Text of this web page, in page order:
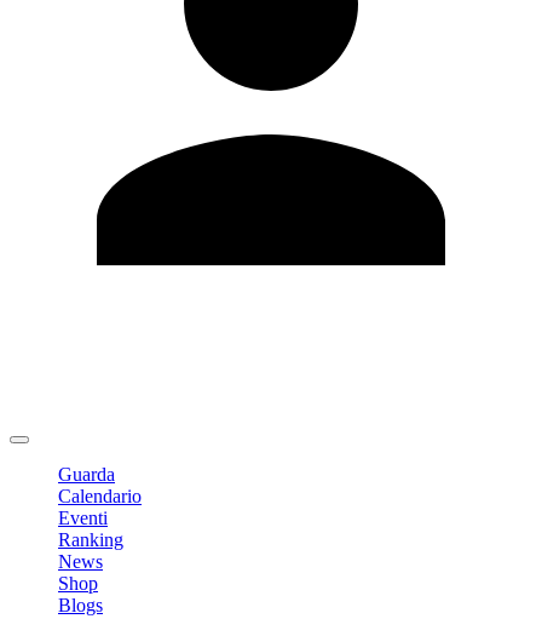
Guarda
Calendario
Eventi
Ranking
News
Shop
Blogs